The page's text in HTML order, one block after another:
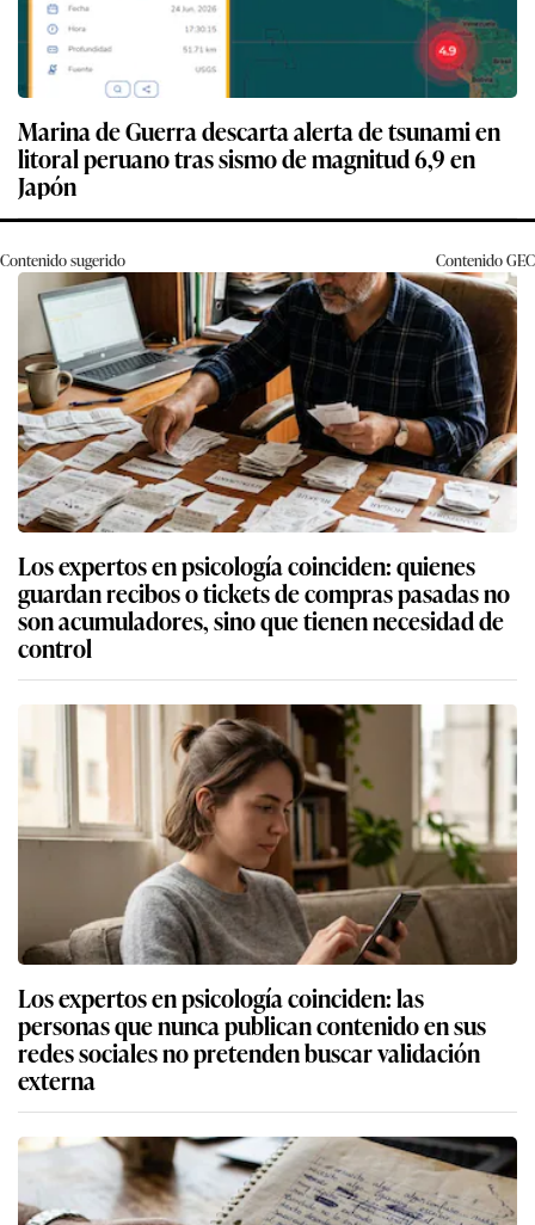
Marina de Guerra descarta alerta de tsunami en
litoral peruano tras sismo de magnitud 6,9 en
Japón
Contenido sugerido ContenidoGEC
Los expertos en psicología coinciden: quienes
guardan recibos o tickets de compras pasadas no
son acumuladores, sino que tienen necesidad de
control
Los expertos en psicología coinciden: las
personas que nunca publican contenido en sus
redes sociales no pretenden buscar validación
externa